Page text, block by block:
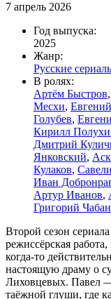
7 апрель 2026
Год выпуска:
2025
Жанр:
Русские
В ролях:
Артём Быстров,
Месхи,
Голубев,
Кирилл
Дмитрий
Янковский,
Кулаков,
Иван
Артур Иванов,
Григорий Чабан
Второй сезон
режиссёрская
когда-то
настоящую драму о
Лиховцевых. Павел
таёжной глуши, где